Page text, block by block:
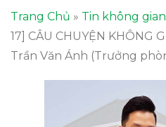
Trang Chủ » Tin không
17] CÂU CHUYỆN KHÔNG
Trần Văn Ánh (Trưởng